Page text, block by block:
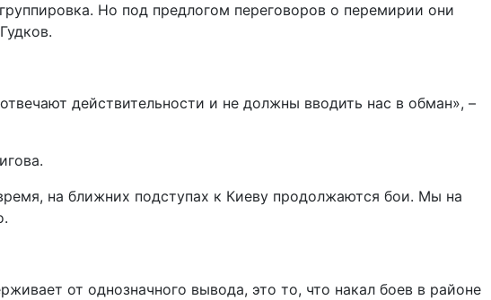
Но под предлогом переговоров о перемирии они
действительности и не должны вводить нас в обман», –
на ближних подступах к Киеву продолжаются бои. Мы на
от однозначного вывода, это то, что накал боев в районе